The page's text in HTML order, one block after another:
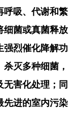
呼吸、代谢和繁
细菌或真菌释放
强烈催化降解功
灭多种细菌，
无害化处理；同
先进的室内污染